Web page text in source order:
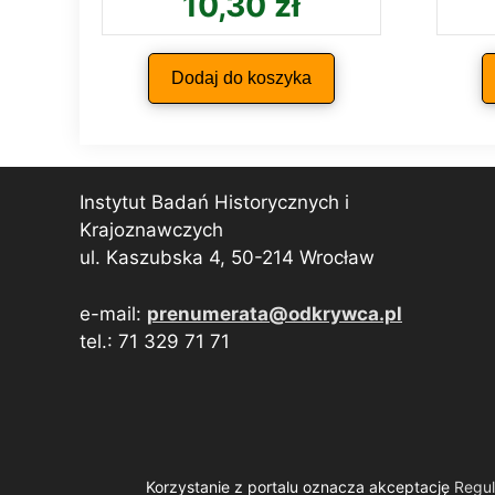
Dodaj do koszyka
Instytut Badań Historycznych i
Krajoznawczych
ul. Kaszubska 4, 50-214 Wrocław
e-mail: prenumerata@odkrywca.pl
tel.: 71 329 71 71
Korzystanie z portalu oznacza akceptację